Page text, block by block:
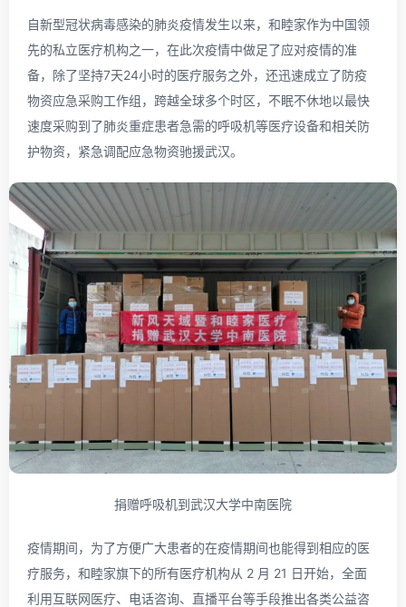
自新型冠状病毒感染的肺炎疫情发生以来，和睦家作为中国领
先的私立医疗机构之一，在此次疫情中做足了应对疫情的准
备，除了坚持7天24小时的医疗服务之外，还迅速成立了防疫
物资应急采购工作组，跨越全球多个时区，不眠不休地以最快
速度采购到了肺炎重症患者急需的呼吸机等医疗设备和相关防
护物资，紧急调配应急物资驰援武汉。
捐赠呼吸机到武汉大学中南医院
疫情期间，为了方便广大患者的在疫情期间也能得到相应的医
疗服务，和睦家旗下的所有医疗机构从 2 月 21 日开始，全面
利用互联网医疗、电话咨询、直播平台等手段推出各类公益咨